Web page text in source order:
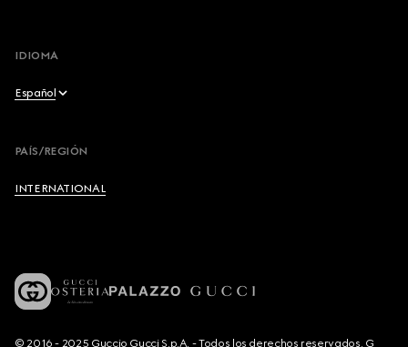
IDIOMA
Español
Français
PAÍS/REGIÓN
INTERNATIONAL
© 2016 - 2025 Guccio Gucci S.p.A. - Todos los derechos reservados. G